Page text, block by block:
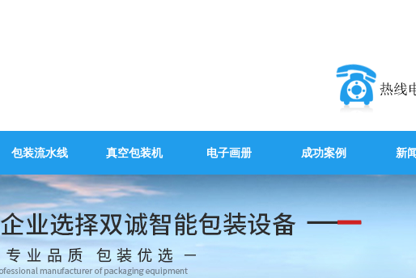
包装流水线 真空包装机 电子画册 成功案例 新